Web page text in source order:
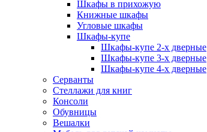
Шкафы в прихожую
Книжные шкафы
Угловые шкафы
Шкафы-купе
Шкафы-купе 2-x дверные
Шкафы-купе 3-х дверные
Шкафы-купе 4-х дверные
Серванты
Стеллажи для книг
Консоли
Обувницы
Вешалки